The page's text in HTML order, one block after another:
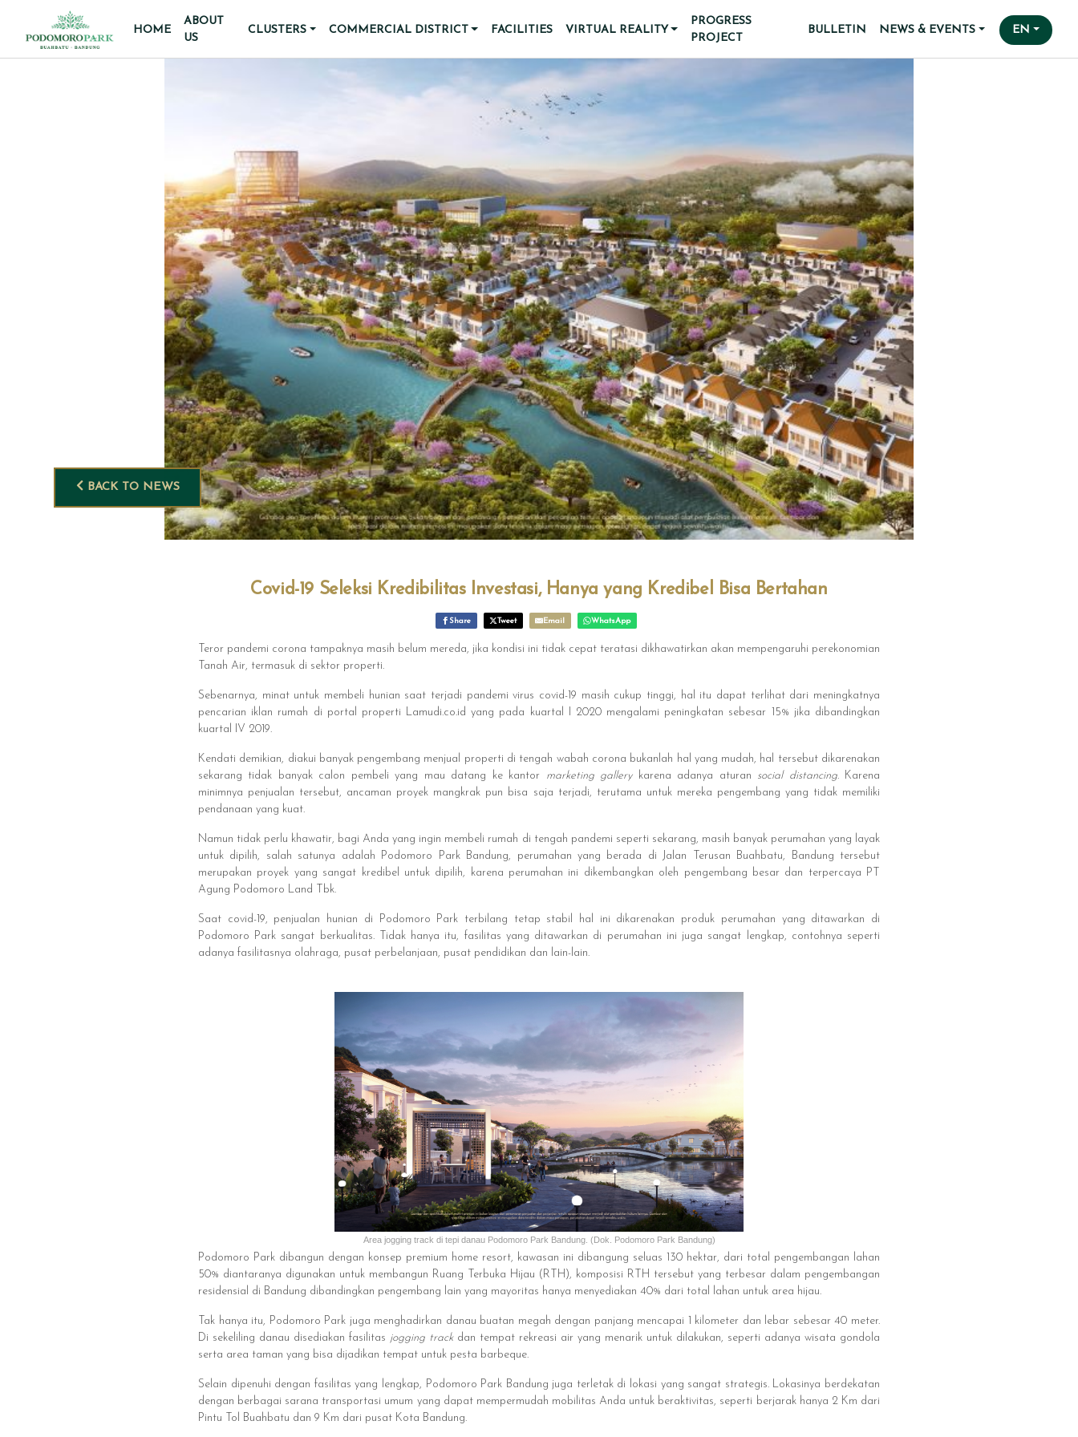
HOME
ABOUT
US
CLUSTERS COMMERCIAL DISTRICT FACILITIES VIRTUAL REALITY
PROGRESS
PROJECT
BULLETIN NEWS & EVENTS EN
BACK TO NEWS
Covid-19 Seleksi Kredibilitas Investasi, Hanya yang Kredibel Bisa Bertahan
Share Tweet Email WhatsApp
Teror pandemi corona tampaknya masih belum mereda, jika kondisi ini tidak cepat teratasi dikhawatirkan akan mempengaruhi perekonomian
Tanah Air, termasuk di sektor properti.
Sebenarnya, minat untuk membeli hunian saat terjadi pandemi virus covid-19 masih cukup tinggi, hal itu dapat terlihat dari meningkatnya
pencarian iklan rumah di portal properti Lamudi.co.id yang pada kuartal I 2020 mengalami peningkatan sebesar 15% jika dibandingkan
kuartal IV 2019.
Kendati demikian, diakui banyak pengembang menjual properti di tengah wabah corona bukanlah hal yang mudah, hal tersebut dikarenakan
sekarang tidak banyak calon pembeli yang mau datang ke kantor marketing gallerykarena adanya aturan social distancing. Karena
minimnya penjualan tersebut, ancaman proyek mangkrak pun bisa saja terjadi, terutama untuk mereka pengembang yang tidak memiliki
pendanaan yang kuat.
Namun tidak perlu khawatir, bagi Anda yang ingin membeli rumah di tengah pandemi seperti sekarang, masih banyak perumahan yang layak
untuk dipilih, salah satunya adalah Podomoro Park Bandung, perumahan yang berada di Jalan Terusan Buahbatu, Bandung tersebut
merupakan proyek yang sangat kredibel untuk dipilih, karena perumahan ini dikembangkan oleh pengembang besar dan terpercaya PT
Agung Podomoro Land Tbk.
Saat covid-19, penjualan hunian di Podomoro Park terbilang tetap stabil hal ini dikarenakan produk perumahan yang ditawarkan di
Podomoro Park sangat berkualitas. Tidak hanya itu, fasilitas yang ditawarkan di perumahan ini juga sangat lengkap, contohnya seperti
adanya fasilitasnya olahraga, pusat perbelanjaan, pusat pendidikan dan lain-lain.
Area jogging track di tepi danau Podomoro Park Bandung. (Dok. Podomoro Park Bandung)
Podomoro Park dibangun dengan konsep premium home resort, kawasan ini dibangung seluas 130 hektar, dari total pengembangan lahan
50% diantaranya digunakan untuk membangun Ruang Terbuka Hijau (RTH), komposisi RTH tersebut yang terbesar dalam pengembangan
residensial di Bandung dibandingkan pengembang lain yang mayoritas hanya menyediakan 40% dari total lahan untuk area hijau.
Tak hanya itu, Podomoro Park juga menghadirkan danau buatan megah dengan panjang mencapai 1 kilometer dan lebar sebesar 40 meter.
Di sekeliling danau disediakan fasilitas jogging trackdan tempat rekreasi air yang menarik untuk dilakukan, seperti adanya wisata gondola
serta area taman yang bisa dijadikan tempat untuk pesta barbeque.
Selain dipenuhi dengan fasilitas yang lengkap, Podomoro Park Bandung juga terletak di lokasi yang sangat strategis. Lokasinya berdekatan
dengan berbagai sarana transportasi umum yang dapat mempermudah mobilitas Anda untuk beraktivitas, seperti berjarak hanya 2 Km dari
Pintu Tol Buahbatu dan 9 Km dari pusat Kota Bandung.